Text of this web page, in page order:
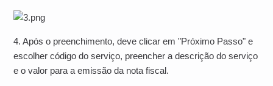
4. Após o preenchimento, deve clicar em "Próximo Passo" e
escolher código do serviço, preencher a descrição do serviço
e o valor para a emissão da nota fiscal.